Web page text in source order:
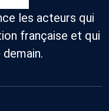
les acteurs qui
française et qui